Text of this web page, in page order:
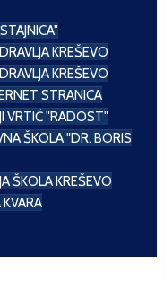
KREŠEVO
KREŠEVO
STRANICA
VRTIĆ "RADOST"
ŠKOLA "DR. BORIS
ŠKOLA KREŠEVO
KVARA